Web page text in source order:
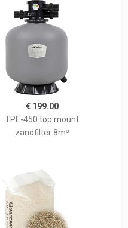
€ 199.00
TPE-450 top mount
zandfilter 8m³